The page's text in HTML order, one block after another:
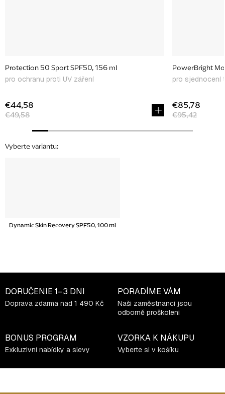
Protection 50 Sport SPF50, 156 ml
pro ochranu proti UV záření
€49,58
€44,58
PowerBright
pro sjednocení
€95,42
€85,78
Dynamic Skin Recovery SPF50, 100 ml
DORUČENIE 1–3 DNI
Doprava zdarma nad 1 490 Kč
PORADÍME VÁM
Naši zaměstnanci jsou
odborně proškoleni
BONUS PROGRAM
Exkluzivní nabídky a slevy
VZORKA K NÁKUPU
Vyberte si v košíku